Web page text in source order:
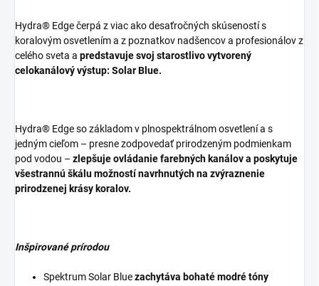
Hydra® Edge čerpá z viac ako desaťročných skúseností s
koralovým osvetlením a z poznatkov nadšencov a profesionálov z
celého sveta a predstavuje svoj starostlivo vytvorený
celokanálový výstup: Solar Blue.
Hydra® Edge so základom v plnospektrálnom osvetlení a s
jedným cieľom – presne zodpovedať prirodzeným podmienkam
pod vodou – zlepšuje ovládanie farebných kanálov a poskytuje
všestrannú škálu možností navrhnutých na zvýraznenie
prirodzenej krásy koralov.
Inšpirované prírodou
Spektrum Solar Bluezachytáva bohaté modré tóny